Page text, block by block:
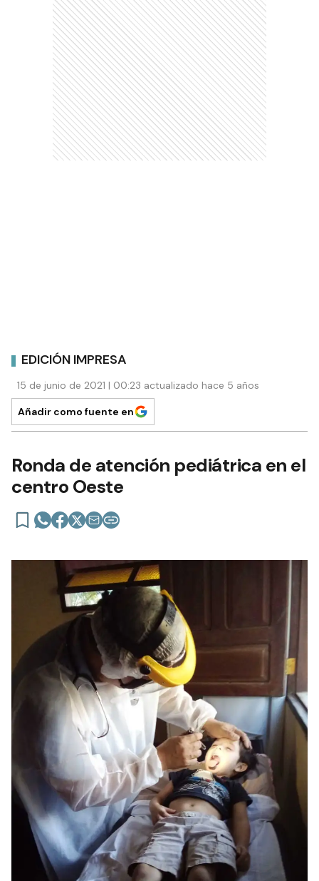
EDICIÓN IMPRESA
15 de junio de 2021 | 00:23 actualizado hace 5 años
Añadir como fuente en
Ronda de atención pediátrica en el
centro Oeste